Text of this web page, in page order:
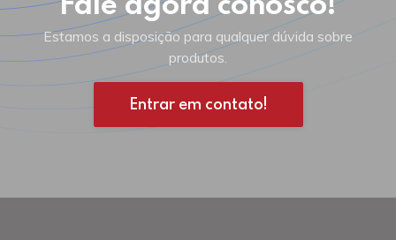
Estamos a disposição para qualquer dúvida sobre
produtos.
Entrar em contato!